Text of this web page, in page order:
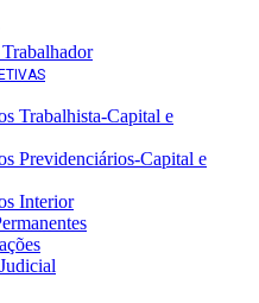
Trabalhista-Capital e
Previdenciários-Capital e
Interior